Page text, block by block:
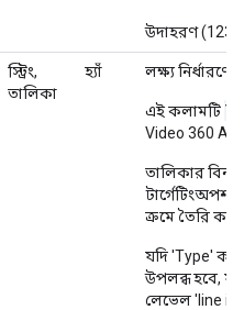
উদাহরণ (123;
স্ট্রিং,
তালিকা
হ্যাঁ লক্ষ্য
এই কলামটি
Video 360
তালিকার
ক্রমে তৈরি করা
যদি 'Type'
উপলব্ধ হবে,
লেভেল 'line